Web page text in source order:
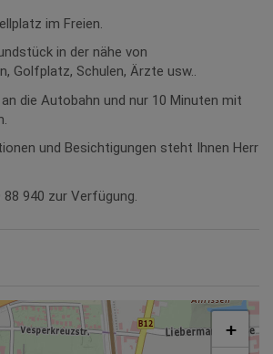
im Freien.
in der nähe von
Golfplatz, Schulen, Ärzte usw..
die Autobahn und nur 10 Minuten mit
und Besichtigungen steht Ihnen Herr
940 zur Verfügung.
+